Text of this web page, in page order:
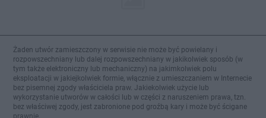
Żaden utwór zamieszczony w serwisie nie może być powielany i
rozpowszechniany lub dalej rozpowszechniany w jakikolwiek sposób (w
tym także elektroniczny lub mechaniczny) na jakimkolwiek polu
eksploatacji w jakiejkolwiek formie, włącznie z umieszczaniem w Internecie
bez pisemnej zgody właściciela praw. Jakiekolwiek użycie lub
wykorzystanie utworów w całości lub w części z naruszeniem prawa, tzn.
bez właściwej zgody, jest zabronione pod groźbą kary i może być ścigane
prawnie.